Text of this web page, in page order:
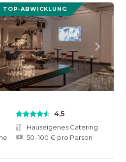
TOP-ABWICKLUNG
4,5
Hauseigenes Catering
50–100 € pro Person